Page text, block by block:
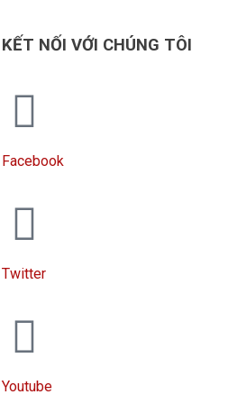
KẾT NỐI VỚI CHÚNG TÔI
Facebook
Twitter
Youtube